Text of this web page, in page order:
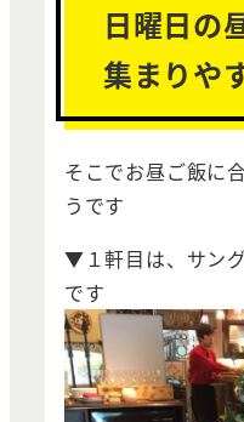
日曜日の
集まりや
そこでお昼ご飯に
うです
▼１軒目は、サン
です